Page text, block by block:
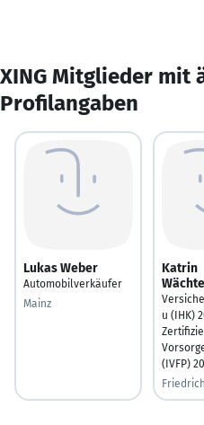
XING Mitglieder mit
Profilangaben
Lukas Weber
Automobilverkäufer
Mainz
Katrin
u (IHK)
(IVFP)